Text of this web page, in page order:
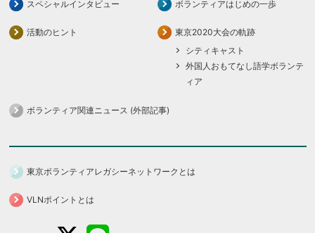
スペシャルインタビュー ボランティアはじめの一歩
活動のヒント
東京2020大会の軌跡
シティキャスト
外国人おもてなし語学ボランテ
ィア
ボランティア関連ニュース (外部記事)
東京ボランティアレガシーネットワークとは
VLNポイントとは